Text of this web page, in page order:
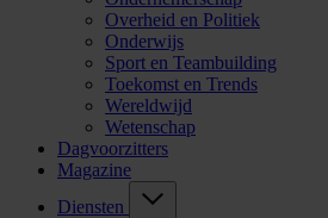
Overheid en Politiek
Onderwijs
Sport en Teambuilding
Toekomst en Trends
Wereldwijd
Wetenschap
Dagvoorzitters
Magazine
Diensten